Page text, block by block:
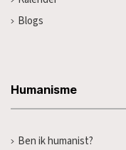
Blogs
Humanisme
Ben ik humanist?